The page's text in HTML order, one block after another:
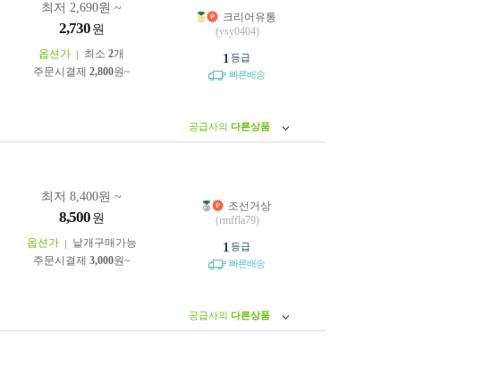
최저 2,690원 ~
2,730 원
옵션가 최소 2개
주문시결제 2,800원~
크리어유통
(ysy0404)
1 등급
빠른배송
공급사의 다른상품
최저 8,400원 ~
8,500 원
옵션가
낱개구매가능
주문시결제 3,000원~
조선거상
(rmffla79)
1 등급
빠른배송
공급사의 다른상품